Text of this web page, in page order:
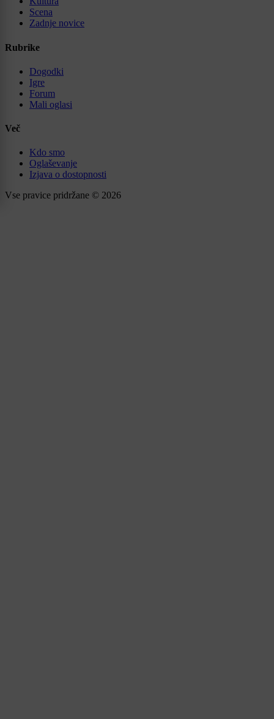
Scena
Zadnje novice
Rubrike
Dogodki
Igre
Forum
Mali oglasi
Več
Kdo smo
Oglaševanje
Izjava o dostopnosti
Vse pravice pridržane © 2026